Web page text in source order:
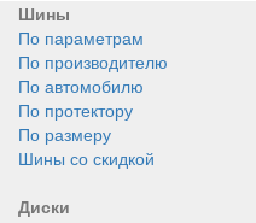
Шины
По параметрам
По производителю
По автомобилю
По протектору
По размеру
Шины со скидкой
Диски